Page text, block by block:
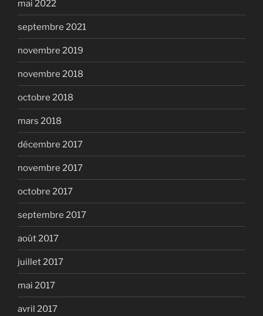
mai 2022
septembre 2021
novembre 2019
novembre 2018
octobre 2018
mars 2018
décembre 2017
novembre 2017
octobre 2017
septembre 2017
août 2017
juillet 2017
mai 2017
avril 2017